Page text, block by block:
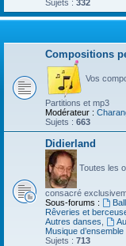
Sujets : 332
Compositions
Vos
Partitions et mp3
Modérateur :
Sujets : 663
Didierland
Toutes les
consacré
Sous-forums :
Rêveries et
Autres danses
Musique d’ensemble
Sujets : 713